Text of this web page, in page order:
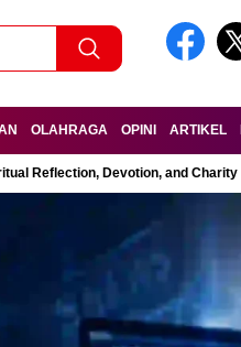
OLAHRAGA OPINI ARTIKEL
Reflection, Devotion, and Charity